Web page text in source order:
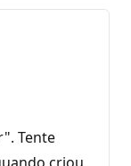
Tente